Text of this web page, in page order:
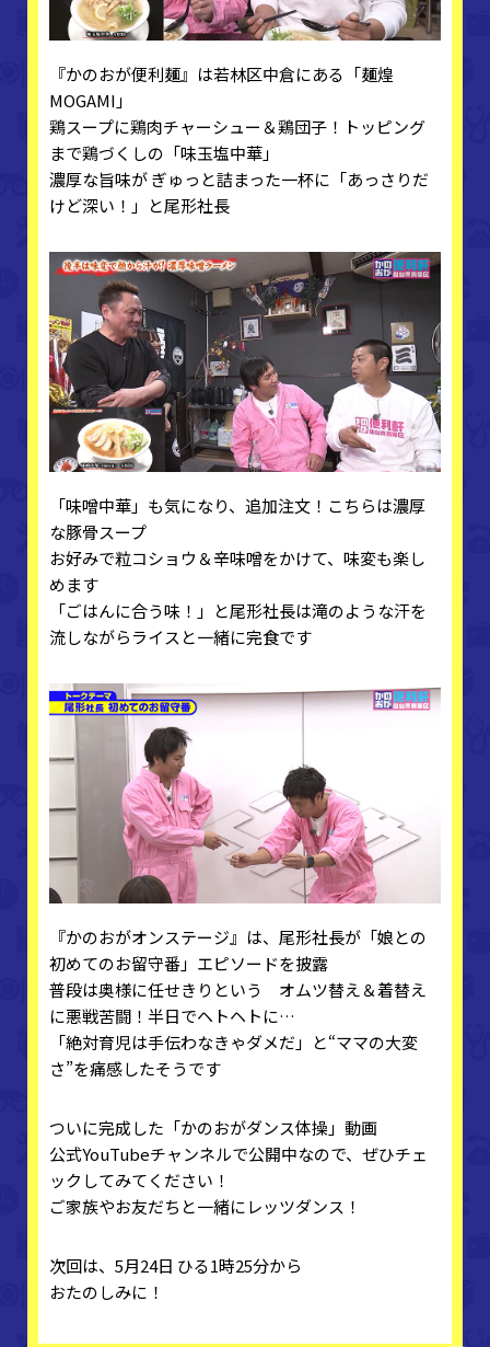
『かのおが便利麺』は若林区中倉にある「麺煌
MOGAMI」
鶏スープに鶏肉チャーシュー＆鶏団子！トッピング
まで鶏づくしの「味玉塩中華」
濃厚な旨味が ぎゅっと詰まった一杯に「あっさりだ
けど深い！」と尾形社長
「味噌中華」も気になり、追加注文！こちらは濃厚
な豚骨スープ
お好みで粒コショウ＆辛味噌をかけて、味変も楽し
めます
「ごはんに合う味！」と尾形社長は滝のような汗を
流しながらライスと一緒に完食です
『かのおがオンステージ』は、尾形社長が「娘との
初めてのお留守番」エピソードを披露
普段は奥様に任せきりという オムツ替え＆着替え
に悪戦苦闘！半日でヘトヘトに…
「絶対育児は手伝わなきゃダメだ」と“ママの大変
さ”を痛感したそうです
ついに完成した「かのおがダンス体操」動画
公式YouTubeチャンネルで公開中なので、ぜひチェ
ックしてみてください！
ご家族やお友だちと一緒にレッツダンス！
次回は、5月24日 ひる1時25分から
おたのしみに！